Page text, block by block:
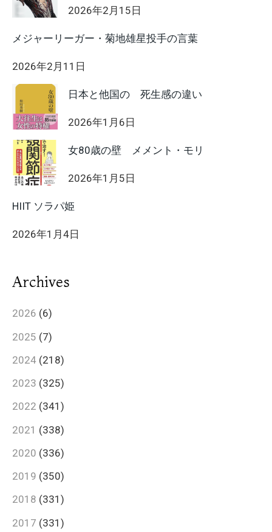
2026年2月15日
メジャーリーガー・菊地雄星投手の言葉
2026年2月11日
日本と他国の 死生感の違い
2026年1月6日
女80歳の壁 メメント・モリ
2026年1月5日
HIIT ソラパ姫
2026年1月4日
Archives
2026 (6)
2025 (7)
2024 (218)
2023 (325)
2022 (341)
2021 (338)
2020 (336)
2019 (350)
2018 (331)
2017 (331)